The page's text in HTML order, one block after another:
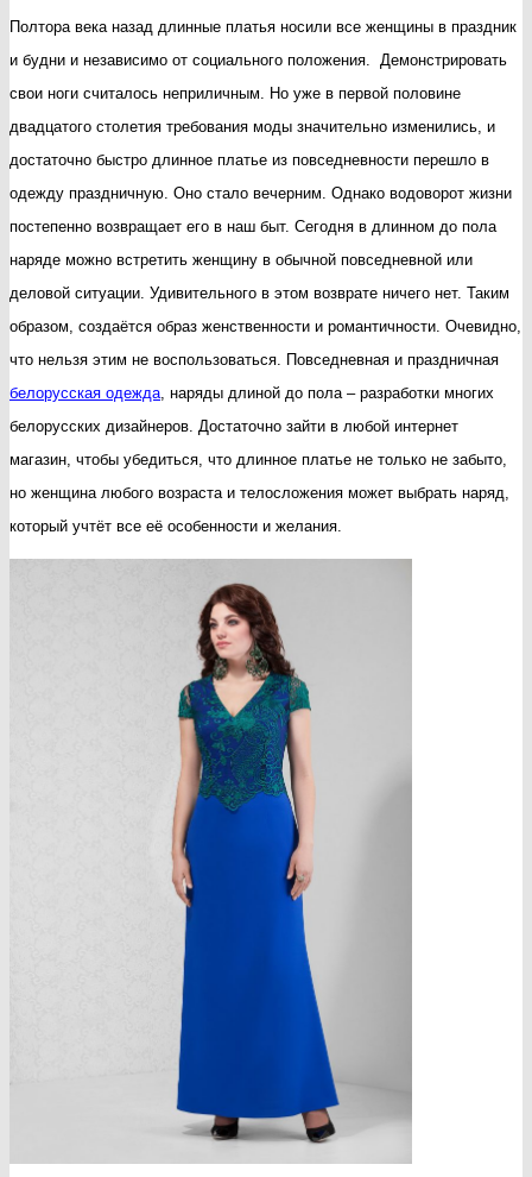
Полтора века назад длинные платья носили все женщины в праздник
и будни и независимо от социального положения. Демонстрировать
свои ноги считалось неприличным. Но уже в первой половине
двадцатого столетия требования моды значительно изменились, и
достаточно быстро длинное платье из повседневности перешло в
одежду праздничную. Оно стало вечерним. Однако водоворот жизни
постепенно возвращает его в наш быт. Сегодня в длинном до пола
наряде можно встретить женщину в обычной повседневной или
деловой ситуации. Удивительного в этом возврате ничего нет. Таким
образом, создаётся образ женственности и романтичности. Очевидно,
что нельзя этим не воспользоваться. Повседневная и праздничная
белорусская одежда , наряды длиной до пола – разработки многих
белорусских дизайнеров. Достаточно зайти в любой интернет
магазин, чтобы убедиться, что длинное платье не только не забыто,
но женщина любого возраста и телосложения может выбрать наряд,
который учтёт все её особенности и желания.